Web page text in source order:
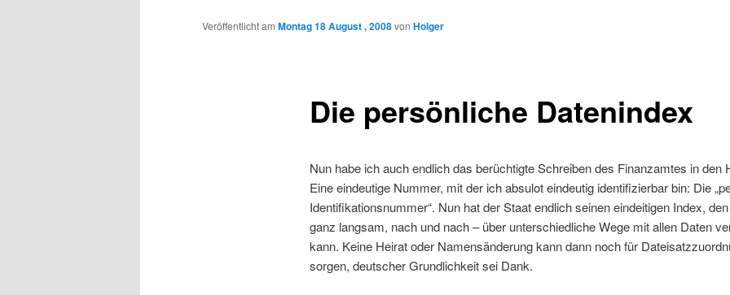
Inhalt
Die persönliche Datenindex
Veröffentlicht am Montag 18 August , 2008von Holger
Nun habe ich auch endlich das berüchtigte Schreiben des Finanzamtes in den
Eine eindeutige Nummer, mit der ich absulot eindeutig identifizierbar bin: Die
Identifikationsnummer“. Nun hat der Staat endlich seinen eindeitigen Index,
ganz langsam, nach und nach – über unterschiedliche Wege mit allen Daten
kann. Keine Heirat oder Namensänderung kann dann noch für
sorgen, deutscher Grundlichkeit sei Dank.